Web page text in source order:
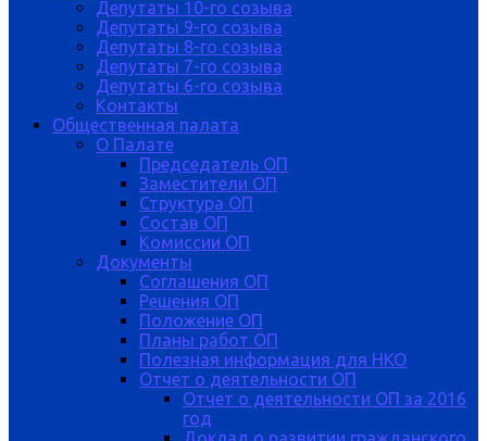
Депутаты 10-го созыва
Депутаты 9-го созыва
Депутаты 8-го созыва
Депутаты 7-го созыва
Депутаты 6-го созыва
Контакты
Общественная палата
О Палате
Председатель ОП
Заместители ОП
Структура ОП
Состав ОП
Комиссии ОП
Документы
Соглашения ОП
Решения ОП
Положение ОП
Планы работ ОП
Полезная информация для НКО
Отчет о деятельности ОП
Отчет о деятельности ОП за 2016
год